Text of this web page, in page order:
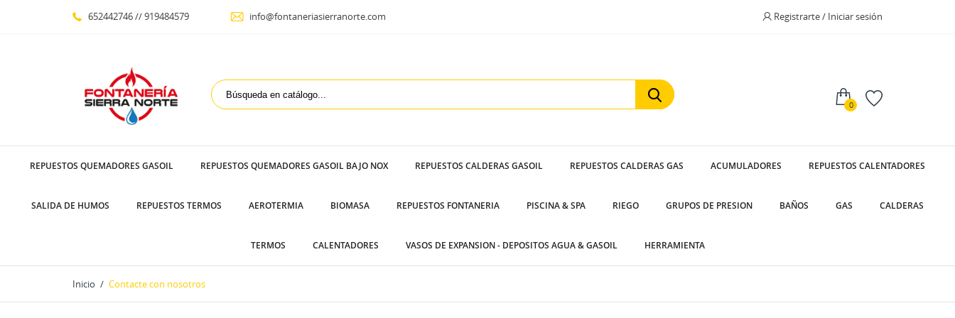
652442746 // 919484579 info@fontaneriasierranorte.com Registrarte / Iniciar sesión
0
REPUESTOS QUEMADORES GASOIL REPUESTOS QUEMADORES GASOIL BAJO NOX REPUESTOS CALDERAS GASOIL REPUESTOS CALDERAS GAS ACUMULADORES REPUESTOS CALENTADORES
SALIDA DE HUMOS REPUESTOS TERMOS AEROTERMIA BIOMASA REPUESTOS FONTANERIA PISCINA & SPA RIEGO GRUPOS DE PRESION BAÑOS GAS CALDERAS
TERMOS CALENTADORES VASOS DE EXPANSION - DEPOSITOS AGUA & GASOIL HERRAMIENTA
Inicio Contacte con nosotros